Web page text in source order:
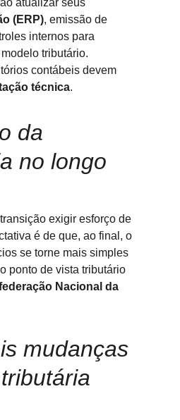
atualizar seus
(ERP), emissão de
internos para
tributário.
contábeis devem
técnica.
da
no longo
exigir esforço de
é de que, ao final, o
se torne mais simples
ponto de vista tributário
Nacional da
mudanças